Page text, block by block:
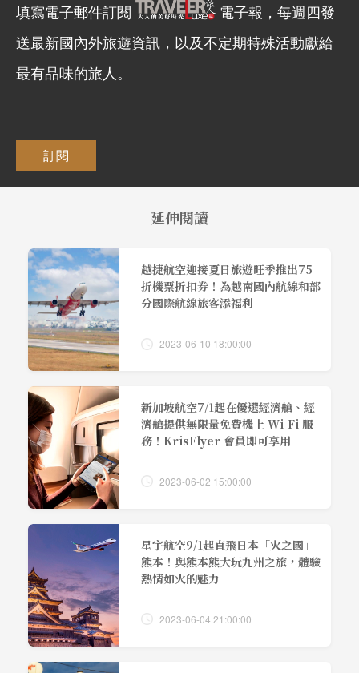
填寫電子郵件訂閱
電子報，每週四發
送最新國內外旅遊資訊，以及不定期特殊活動獻給
最有品味的旅人。
訂閱
延伸閱讀
越捷航空迎接夏日旅遊旺季推出75
折機票折扣券！為越南國內航線和部
分國際航線旅客添福利
2023-06-10 18:00:00
新加坡航空7/1起在優選經濟艙、經
濟艙提供無限量免費機上 Wi-Fi 服
務！KrisFlyer 會員即可享用
2023-06-02 15:00:00
星宇航空9/1起直飛日本「火之國」
熊本！與熊本熊大玩九州之旅，體驗
熱情如火的魅力
2023-06-04 21:00:00